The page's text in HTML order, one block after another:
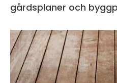
gårdsplaner och